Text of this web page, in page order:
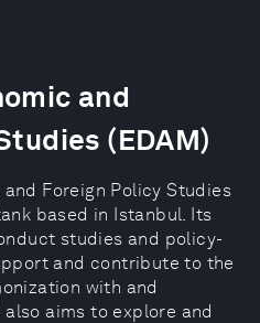
and
(EDAM)
Foreign Policy Studies
based in Istanbul. Its
studies and policy-
and contribute to the
with and
aims to explore and